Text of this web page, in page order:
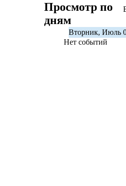
Просмотр по
дням
Вторник, Июль
Нет событий